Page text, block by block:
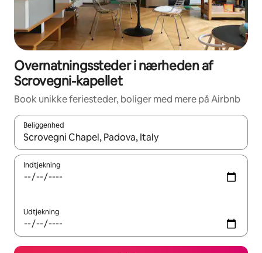
Overnatningssteder i nærheden af
Scrovegni-kapellet
Book unikke feriesteder, boliger med mere på Airbnb
Beliggenhed
Når resultaterne er tilgængelige, skal du navigere med
Indtjekning
Udtjekning